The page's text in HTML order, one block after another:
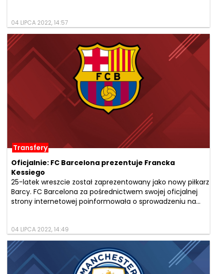
04 LIPCA 2022, 14:57
Transfery
Oficjalnie: FC Barcelona prezentuje Francka
Kessiego
25-latek wreszcie został zaprezentowany jako nowy piłkarz
Barcy. FC Barcelona za pośrednictwem swojej oficjalnej
strony internetowej poinformowała o sprowadzeniu na...
04 LIPCA 2022, 14:49